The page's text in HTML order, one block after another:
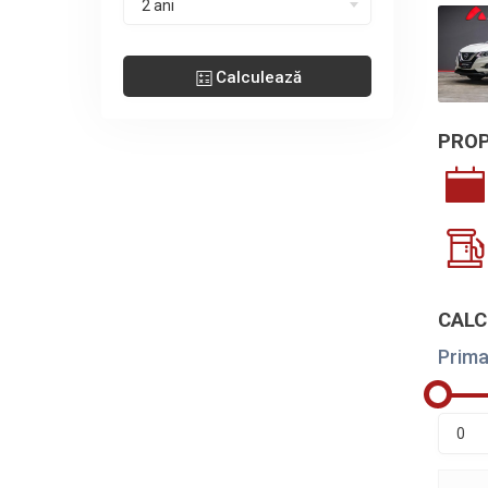
2 ani
Calculează